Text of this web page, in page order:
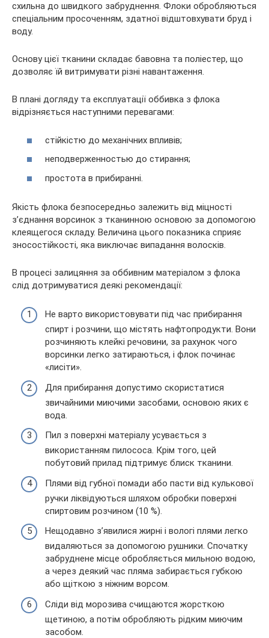
схильна до швидкого забруднення. Флоки обробляються
спеціальним просоченням, здатної відштовхувати бруд і
воду.
Основу цієї тканини складає бавовна та поліестер, що
дозволяє їй витримувати різні навантаження.
В плані догляду та експлуатації оббивка з флока
відрізняється наступними перевагами:
стійкістю до механічних впливів;
неподверженностью до стирання;
простота в прибиранні.
Якість флока безпосередньо залежить від міцності
з’єднання ворсинок з тканинною основою за допомогою
клеящегося складу. Величина цього показника сприяє
зносостійкості, яка виключає випадання волосків.
В процесі залицяння за оббивним матеріалом з флока
слід дотримуватися деякі рекомендації:
Не варто використовувати під час прибирання
спирт і розчини, що містять нафтопродукти. Вони
розчиняють клейкі речовини, за рахунок чого
ворсинки легко затираються, і флок починає
«лисіти».
Для прибирання допустимо скористатися
звичайними миючими засобами, основою яких є
вода.
Пил з поверхні матеріалу усувається з
використанням пилососа. Крім того, цей
побутовий прилад підтримує блиск тканини.
Плями від губної помади або пасти від кулькової
ручки ліквідуються шляхом обробки поверхні
спиртовим розчином (10 %).
Нещодавно з’явилися жирні і вологі плями легко
видаляються за допомогою рушники. Спочатку
забруднене місце обробляється мильною водою,
а через деякий час пляма забирається губкою
або щіткою з ніжним ворсом.
Сліди від морозива счищаются жорсткою
щетиною, а потім обробляють рідким миючим
засобом.